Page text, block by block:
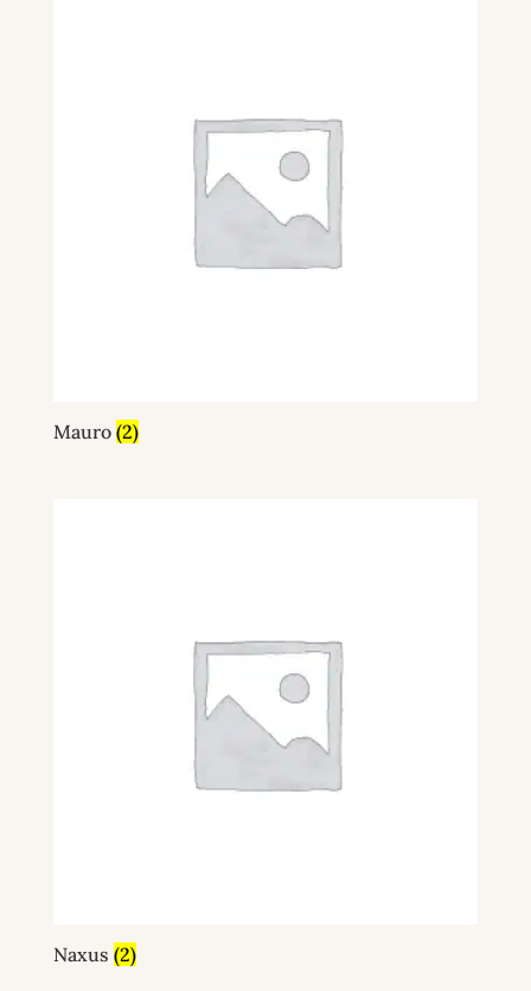
Mauro (2)
Naxus (2)